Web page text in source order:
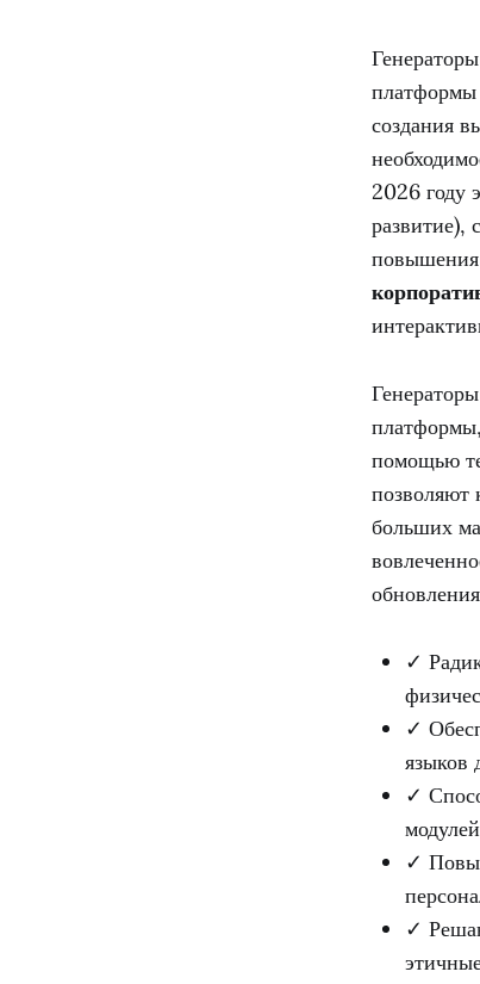
платформы
создания
2026 году
развитие),
повышения
помощью
позволяют
больших
✓
✓
языков
✓
✓
✓